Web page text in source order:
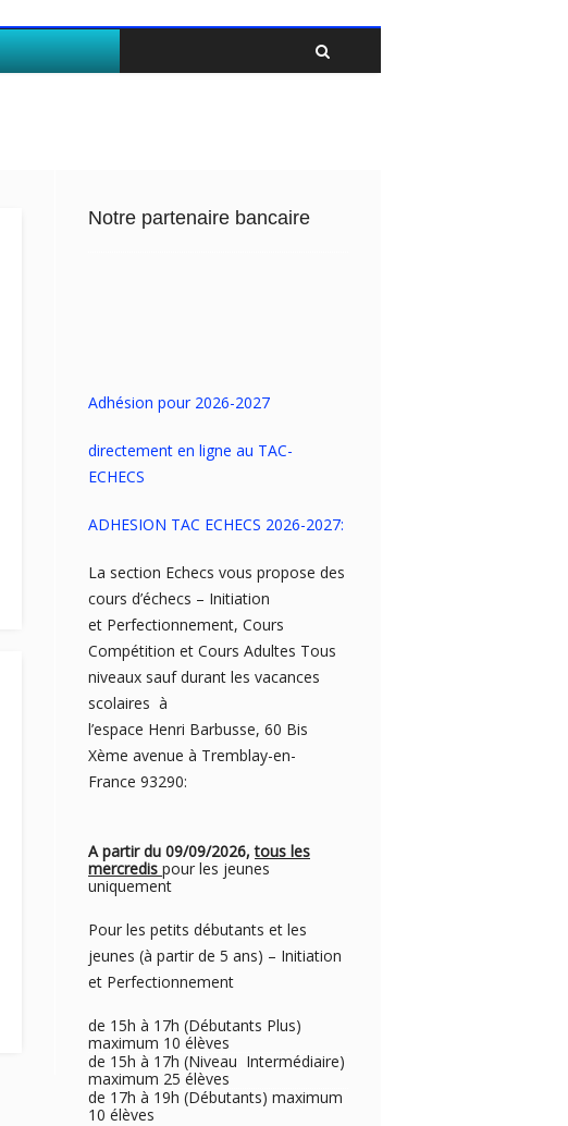
Notre partenaire bancaire
Adhésion pour 2026-2027
directement en ligne au TAC-
ECHECS
ADHESION TAC ECHECS 2026-2027:
La section Echecs vous propose des
cours d’échecs – Initiation
et Perfectionnement, Cours
Compétition et Cours Adultes Tous
niveaux sauf durant les vacances
scolaires à
l’espace Henri Barbusse, 60 Bis
Xème avenue à Tremblay-en-
France 93290:
A partir du 09/09/2026,tous les
mercredis pour les jeunes
uniquement
Pour les petits débutants et les
jeunes (à partir de 5 ans) – Initiation
et Perfectionnement
de 15h à 17h (Débutants Plus)
maximum 10 élèves
de 15h à 17h (Niveau Intermédiaire)
maximum 25 élèves
de 17h à 19h (Débutants) maximum
10 élèves